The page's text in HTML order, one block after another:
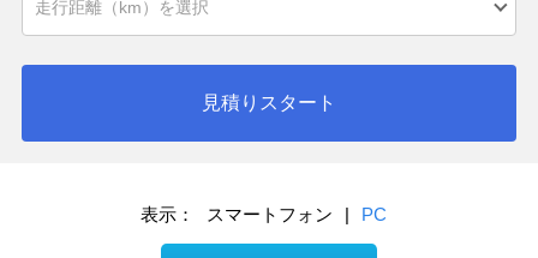
見積りスタート
表示： スマートフォン | PC